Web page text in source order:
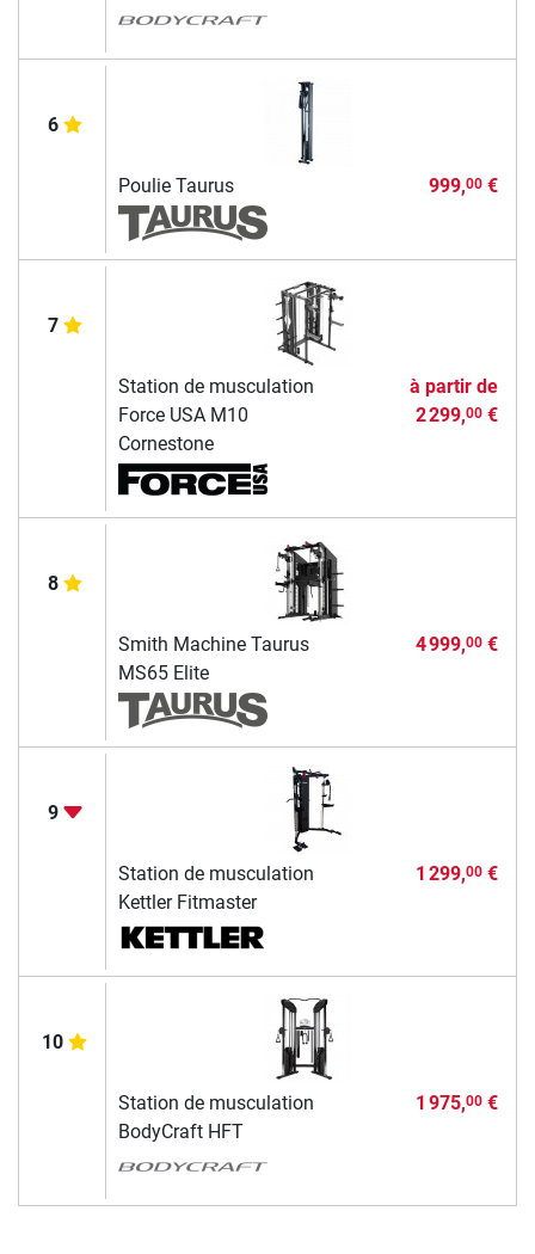
6
Poulie Taurus 999,00€
7
Station de musculation
Force USA M10
Cornestone
à partir de
2 299,00€
8
Smith Machine Taurus
MS65 Elite
4 999,00€
9
Station de musculation
Kettler Fitmaster
1 299,00€
10
Station de musculation
BodyCraft HFT
1 975,00€